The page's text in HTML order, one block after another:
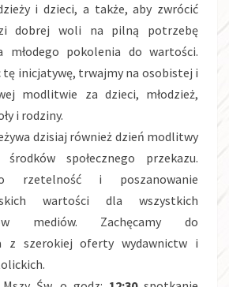
i dzieci, a także, aby zwrócić
dobrej woli na pilną potrzebę
młodego pokolenia do wartości.
tę inicjatywę, trwajmy na osobistej i
modlitwie za dzieci, młodzież,
i rodziny.
dzisiaj również dzień modlitwy
społecznego przekazu.
rzetelność i poszanowanie
wartości dla wszystkich
mediów. Zachęcamy do
z szerokiej oferty wydawnictw i